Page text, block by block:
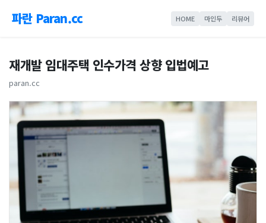
파란 Paran.cc HOME 마인두 리뷰어
재개발 임대주택 인수가격 상향 입법예고
paran.cc